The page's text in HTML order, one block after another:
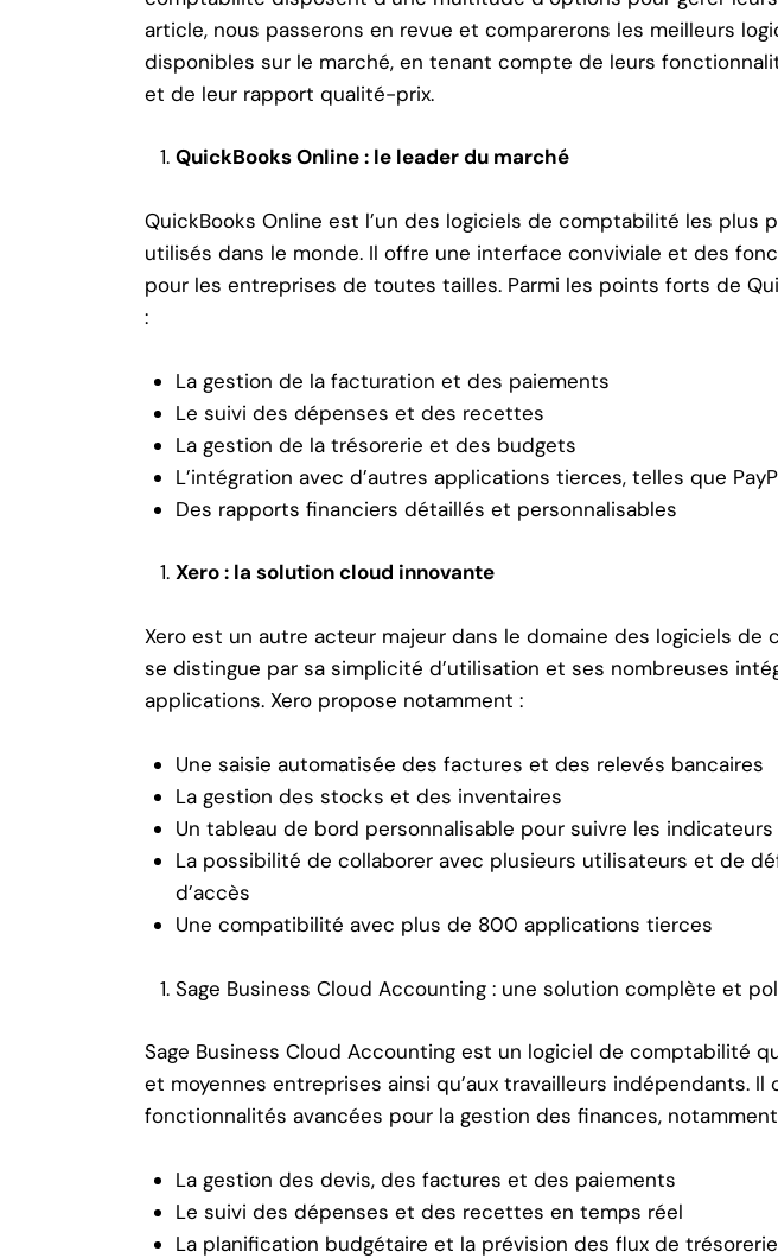
article, nous passerons en revue et comparerons les meilleurs
disponibles sur le marché, en tenant compte de leurs
et de leur rapport qualité-prix.
QuickBooks Online : le leader du marché
QuickBooks Online est l’un des logiciels de comptabilité les plus
utilisés dans le monde. Il offre une interface conviviale et des
pour les entreprises de toutes tailles. Parmi les points forts de
:
La gestion de la facturation et des paiements
Le suivi des dépenses et des recettes
La gestion de la trésorerie et des budgets
L’intégration avec d’autres applications tierces, telles que
Des rapports financiers détaillés et personnalisables
Xero : la solution cloud innovante
Xero est un autre acteur majeur dans le domaine des logiciels de
se distingue par sa simplicité d’utilisation et ses nombreuses
applications. Xero propose notamment :
Une saisie automatisée des factures et des relevés bancaires
La gestion des stocks et des inventaires
Un tableau de bord personnalisable pour suivre les
La possibilité de collaborer avec plusieurs utilisateurs et de
d’accès
Une compatibilité avec plus de 800 applications tierces
Sage Business Cloud Accounting : une solution complète et
Sage Business Cloud Accounting est un logiciel de comptabilité
et moyennes entreprises ainsi qu’aux travailleurs indépendants. Il
fonctionnalités avancées pour la gestion des finances,
La gestion des devis, des factures et des paiements
Le suivi des dépenses et des recettes en temps réel
La planification budgétaire et la prévision des flux de trésorerie